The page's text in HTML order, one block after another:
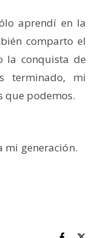
aprendí en la
comparto el
la conquista de
terminado, mi
que podemos.
mi generación.